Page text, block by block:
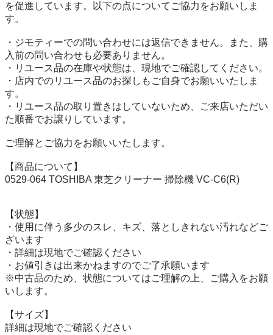
を促進しています。以下の点についてご協力をお願いしま
す。
・ジモティーでの問い合わせには返信できません。また、購
入前の問い合わせも必要ありません。
・リユース品の在庫や状態は、現地でご確認してください。
・店内でのリユース品のお探しもご自身でお願いいたしま
す。
・リユース品の取り置きはしていないため、ご来店いただい
た順番でお譲りしています。
ご理解とご協力をお願いいたします。
【商品について】
0529-064 TOSHIBA 東芝クリーナー 掃除機 VC-C6(R)
【状態】
・使用に伴う多少のスレ、キズ、落としきれない汚れなどご
ざいます
・詳細は現地でご確認ください
・お値引きは出来かねますのでご了承願います
※中古品のため、状態についてはご理解の上、ご購入をお願
いします。
【サイズ】
詳細は現地でご確認ください